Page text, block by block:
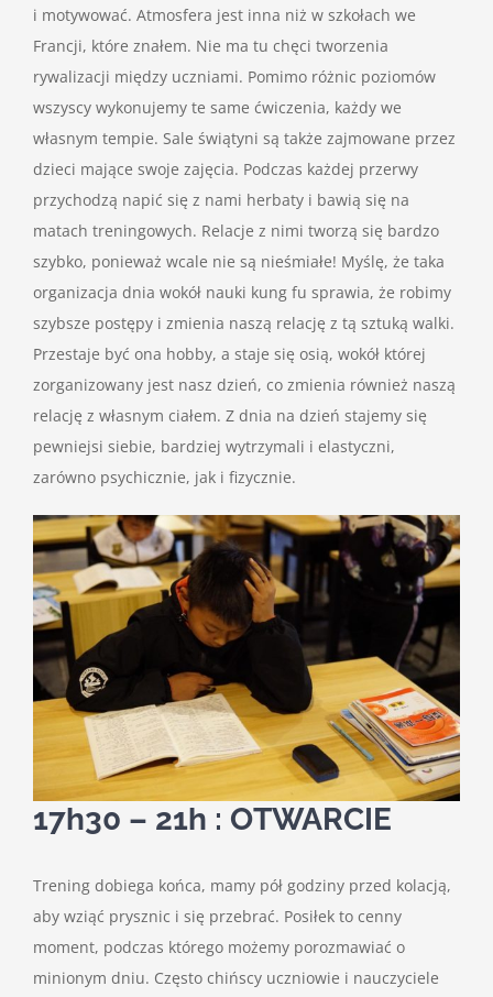
i motywować. Atmosfera jest inna niż w szkołach we
Francji, które znałem. Nie ma tu chęci tworzenia
rywalizacji między uczniami. Pomimo różnic poziomów
wszyscy wykonujemy te same ćwiczenia, każdy we
własnym tempie. Sale świątyni są także zajmowane przez
dzieci mające swoje zajęcia. Podczas każdej przerwy
przychodzą napić się z nami herbaty i bawią się na
matach treningowych. Relacje z nimi tworzą się bardzo
szybko, ponieważ wcale nie są nieśmiałe! Myślę, że taka
organizacja dnia wokół nauki kung fu sprawia, że robimy
szybsze postępy i zmienia naszą relację z tą sztuką walki.
Przestaje być ona hobby, a staje się osią, wokół której
zorganizowany jest nasz dzień, co zmienia również naszą
relację z własnym ciałem. Z dnia na dzień stajemy się
pewniejsi siebie, bardziej wytrzymali i elastyczni,
zarówno psychicznie, jak i fizycznie.
17h30 – 21h : OTWARCIE
Trening dobiega końca, mamy pół godziny przed kolacją,
aby wziąć prysznic i się przebrać. Posiłek to cenny
moment, podczas którego możemy porozmawiać o
minionym dniu. Często chińscy uczniowie i nauczyciele